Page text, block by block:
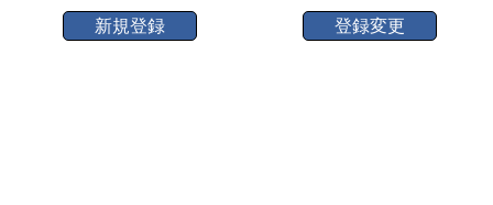
新規登録 登録変更